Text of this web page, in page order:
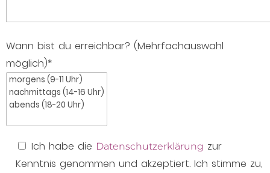
Wann bist du erreichbar? (Mehrfachauswahl
möglich)*
Ich habe die Datenschutzerklärung zur
Kenntnis genommen und akzeptiert. Ich stimme zu,